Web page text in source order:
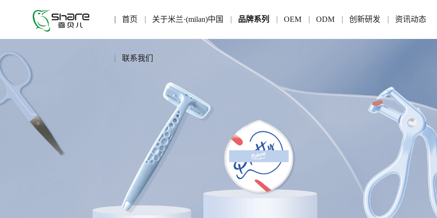
首页 关于米兰·(milan)中国 品牌系列 OEM ODM 创新研发 资讯动态
联系我们